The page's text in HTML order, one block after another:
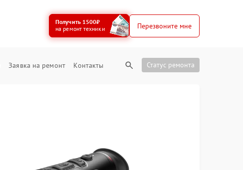
Получить 1500₽
на ремонт техники
Перезвоните мне
Заявка на ремонт Контакты Статус ремонта